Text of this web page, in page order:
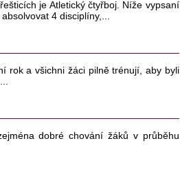
je Atletický čtyřboj. Níže vypsaní
4 disciplíny,...
rok a všichni žáci pilně trénují, aby byli
dobré chování žáků v průběhu